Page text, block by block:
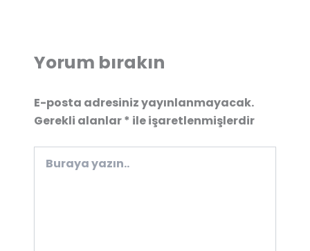
Yorum bırakın
E-posta adresiniz yayınlanmayacak.
Gerekli alanlar* ile işaretlenmişlerdir
yazın..